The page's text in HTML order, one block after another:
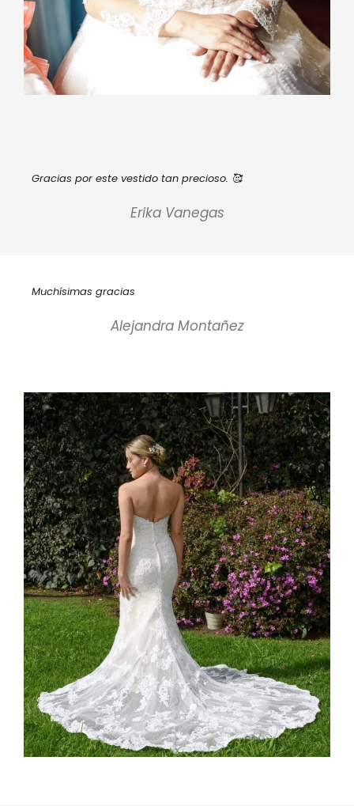
Gracias por este vestido tan precioso. 🥰
Erika Vanegas
Muchísimas gracias
Alejandra Montañez